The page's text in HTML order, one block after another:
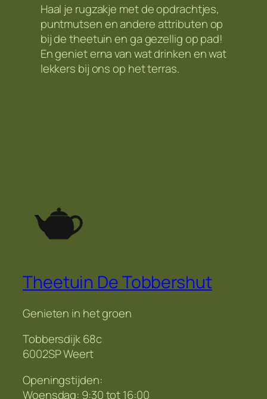
Haal je rugzakje met de opdrachtjes,
puntmutsen en andere attributen op
bij de theetuin en ga gezellig op pad!
En geniet erna van wat drinken en wat
lekkers bij ons op het terras.
Theetuin De Tobbershut
Genieten in het groen
Tobbersdijk 68c
6002SP Weert
Openingstijden:
Woensdag: 9:30 tot 16:00